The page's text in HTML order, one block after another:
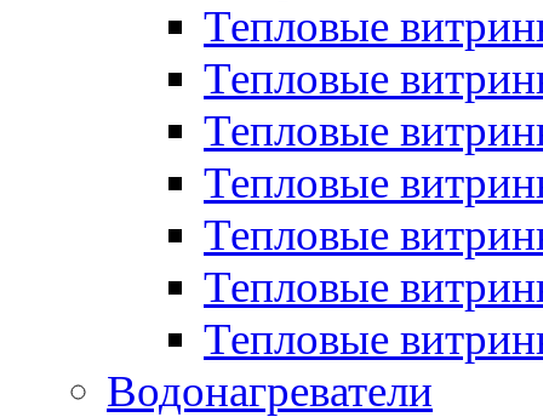
Тепловые
Тепловые
Тепловые
Тепловые
Тепловые
Тепловые
Тепловые
Водонагреватели